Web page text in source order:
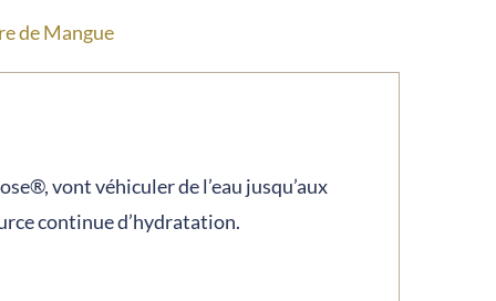
de Mangue
vont véhiculer de l’eau jusqu’aux
continue d’hydratation.